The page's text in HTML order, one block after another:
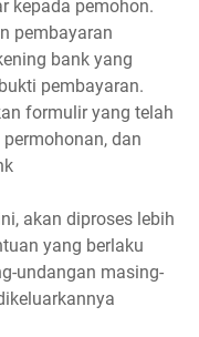
kepada pemohon.
pembayaran
bank yang
pembayaran.
formulir yang telah
dan
akan diproses lebih
yang berlaku
undangan masing-